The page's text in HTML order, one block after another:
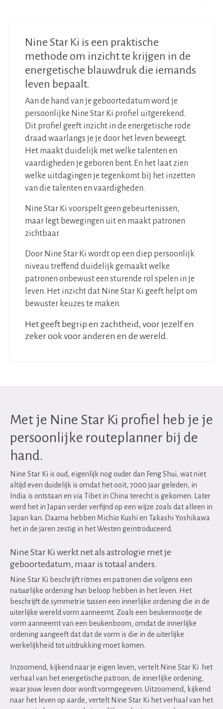
Nine Star Ki is een praktische
methode om inzicht te krijgen in de
energetische blauwdruk die iemands
leven bepaalt.
Aan de hand van je geboortedatum word je
persoonlijke Nine Star Ki profiel uitgerekend.
Dit profiel geeft inzicht in de energetische rode
draad waarlangs je je door het leven beweegt.
Het maakt duidelijk met welke talenten en
vaardigheden je geboren bent. En het laat zien
welke uitdagingen je tegenkomt bij het inzetten
van die talenten en vaardigheden.
Nine Star Ki voorspelt geen gebeurtenissen,
maar legt bewegingen uit en maakt patronen
zichtbaar.
Door Nine Star Ki wordt op een diep persoonlijk
niveau treffend duidelijk gemaakt welke
patronen onbewust een sturende rol spelen in je
leven. Het inzicht dat Nine Star Ki geeft helpt om
bewuster keuzes te maken.
Het geeft begrip en zachtheid, voor jezelf en
zeker ook voor anderen en de wereld.
Met je Nine Star Ki profiel heb je je
persoonlijke routeplanner bij de
hand.
Nine Star Ki is oud, eigenlijk nog ouder dan Feng Shui, wat niet
altijd even duidelijk is omdat het ooit, 7000 jaar geleden, in
India is ontstaan en via Tibet in China terecht is gekomen. Later
werd het in Japan verder verfijnd op een wijze zoals dat alleen in
Japan kan. Daarna hebben Michio Kushi en Takashi Yoshikawa
het in de jaren zestig in het Westen geïntroduceerd.
Nine Star Ki werkt net als astrologie met je
geboortedatum, maar is totaal anders.
Nine Star Ki beschrijft ritmes en patronen die volgens een
natuurlijke ordening hun beloop hebben in het leven. Het
beschrijft de symmetrie tussen een innerlijke ordening die in de
uiterlijke wereld vorm aanneemt. Zoals een beukennootje de
vorm aanneemt van een beukenboom, omdat de innerlijke
ordening aangeeft dat dat de vorm is die in de uiterlijke
werkelijkheid tot uitdrukking moet komen.
Inzoomend, kijkend naar je eigen leven, vertelt Nine Star Ki het
verhaal van het energetische patroon, de innerlijke ordening,
waar jouw leven door wordt vormgegeven. Uitzoomend, kijkend
naar het leven op aarde, vertelt Nine Star Ki het verhaal van het